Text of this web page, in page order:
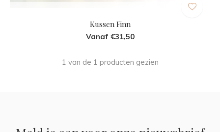
Kussen Finn
Vanaf €31,50
1 van de 1 producten gezien